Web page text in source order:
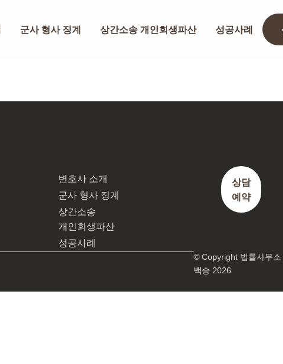
군사 형사 징계 상간소송 개인회생파산 성공사례
변호사 소개
군사 형사 징계
상간소송
개인회생파산
성공사례
상담
예약
© Copyright 법률사무소
백승 2026